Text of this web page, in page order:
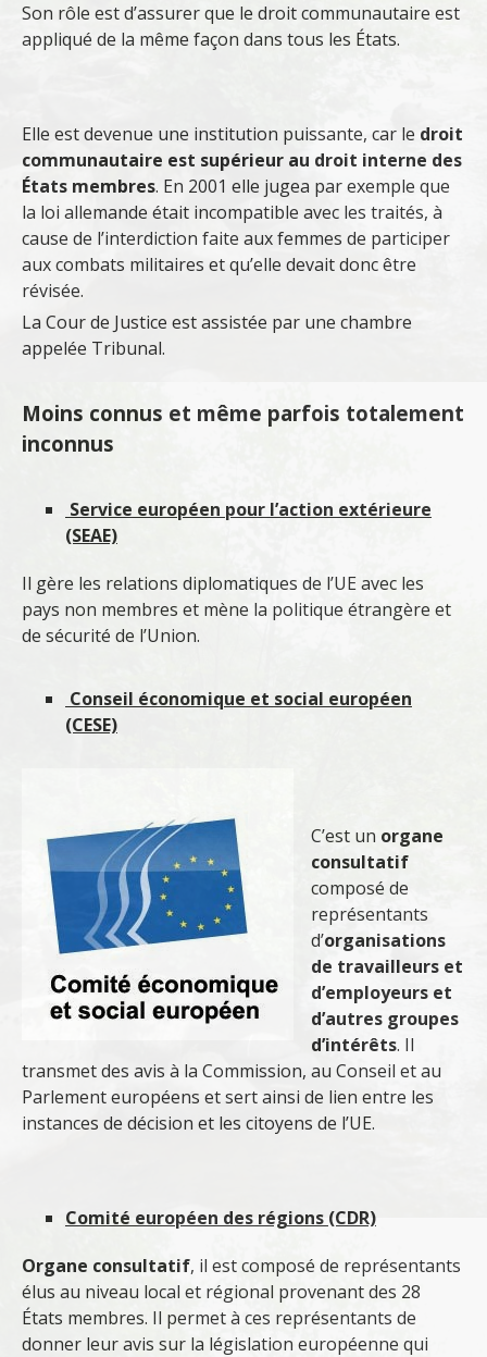
Son rôle est d’assurer que le droit communautaire est
appliqué de la même façon dans tous les États.
Elle est devenue une institution puissante, car le droit
communautaire est supérieur au droit interne des
États membres. En 2001 elle jugea par exemple que
la loi allemande était incompatible avec les traités, à
cause de l’interdiction faite aux femmes de participer
aux combats militaires et qu’elle devait donc être
révisée.
La Cour de Justice est assistée par une chambre
appelée Tribunal.
Moins connus et même parfois totalement
inconnus
Service européen pour l’action extérieure
(SEAE)
Il gère les relations diplomatiques de l’UE avec les
pays non membres et mène la politique étrangère et
de sécurité de l’Union.
Conseil économique et social européen
(CESE)
C’est un organe
consultatif
composé de
représentants
d’organisations
de travailleurs et
d’employeurs et
d’autres groupes
d’intérêts. Il
transmet des avis à la Commission, au Conseil et au
Parlement européens et sert ainsi de lien entre les
instances de décision et les citoyens de l’UE.
Comité européen des régions (CDR)
Organe consultatif, il est composé de représentants
élus au niveau local et régional provenant des 28
États membres. Il permet à ces représentants de
donner leur avis sur la législation européenne qui